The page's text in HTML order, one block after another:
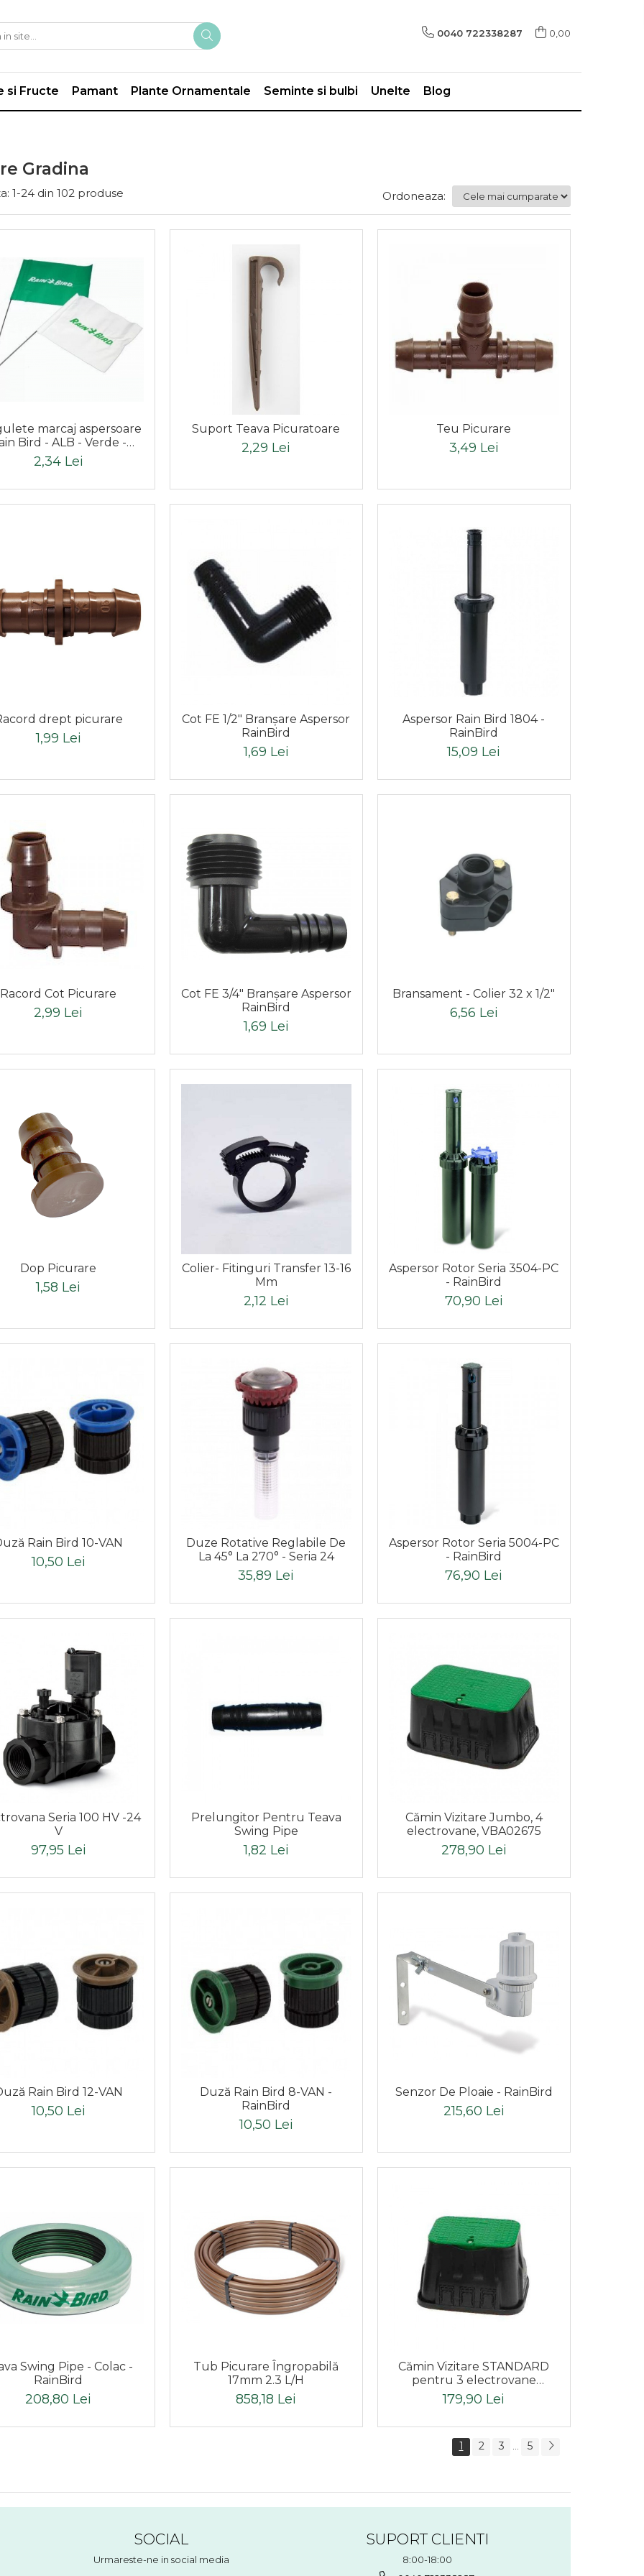
0040 722338287 0,00
si Fructe Pamant Plante Ornamentale Seminte si bulbi Unelte Blog
Gradina
1-24din 102 produse Ordoneaza:
marcaj aspersoare
Bird - ALB - Verde -
RainBird
2,34 Lei
Suport Teava Picuratoare
2,29 Lei
Teu Picurare
3,49 Lei
drept picurare
1,99 Lei
Cot FE 1/2" Branşare Aspersor
RainBird
1,69 Lei
Aspersor Rain Bird 1804 -
RainBird
15,09 Lei
Racord Cot Picurare
2,99 Lei
Cot FE 3/4" Branşare Aspersor
RainBird
1,69 Lei
Bransament - Colier 32 x 1/2"
6,56 Lei
Dop Picurare
1,58 Lei
Colier- Fitinguri Transfer 13-16
Mm
2,12 Lei
Aspersor Rotor Seria 3504-PC
- RainBird
70,90 Lei
Rain Bird 10-VAN
10,50 Lei
Duze Rotative Reglabile De
La 45° La 270° - Seria 24
35,89 Lei
Aspersor Rotor Seria 5004-PC
- RainBird
76,90 Lei
Seria 100 HV -24
V
97,95 Lei
Prelungitor Pentru Teava
Swing Pipe
1,82 Lei
Cămin Vizitare Jumbo, 4
electrovane, VBA02675
278,90 Lei
Rain Bird 12-VAN
10,50 Lei
Duză Rain Bird 8-VAN -
RainBird
10,50 Lei
Senzor De Ploaie - RainBird
215,60 Lei
Swing Pipe - Colac -
RainBird
208,80 Lei
Tub Picurare Îngropabilă
17mm 2.3 L/H
858,18 Lei
Cămin Vizitare STANDARD
pentru 3 electrovane
VBA02674
179,90 Lei
1 2 3 ... 5
SOCIAL
Urmareste-ne in social media
SUPORT CLIENTI
8:00-18:00